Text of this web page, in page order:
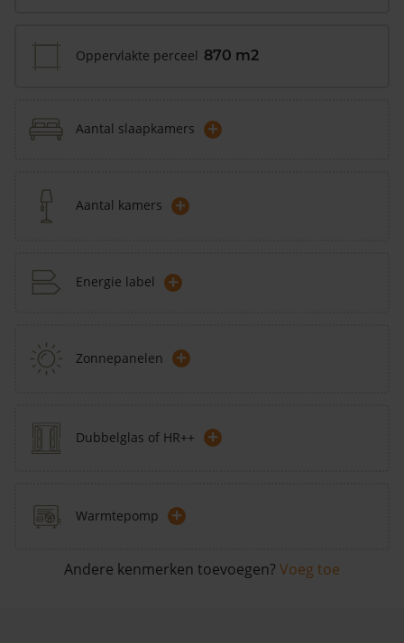
Oppervlakte perceel 870 m2
Aantal slaapkamers +
Aantal kamers +
Energie label +
Zonnepanelen +
Dubbelglas of HR++ +
Warmtepomp +
Andere kenmerken toevoegen? Voeg toe